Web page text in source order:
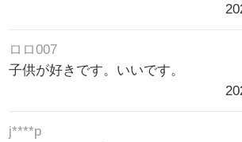
ロロ007
子供が好きです。いいです。
j****p